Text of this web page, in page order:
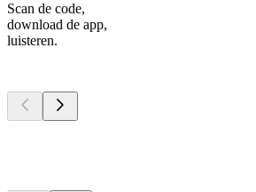
Scan de code,
download de app,
luisteren.